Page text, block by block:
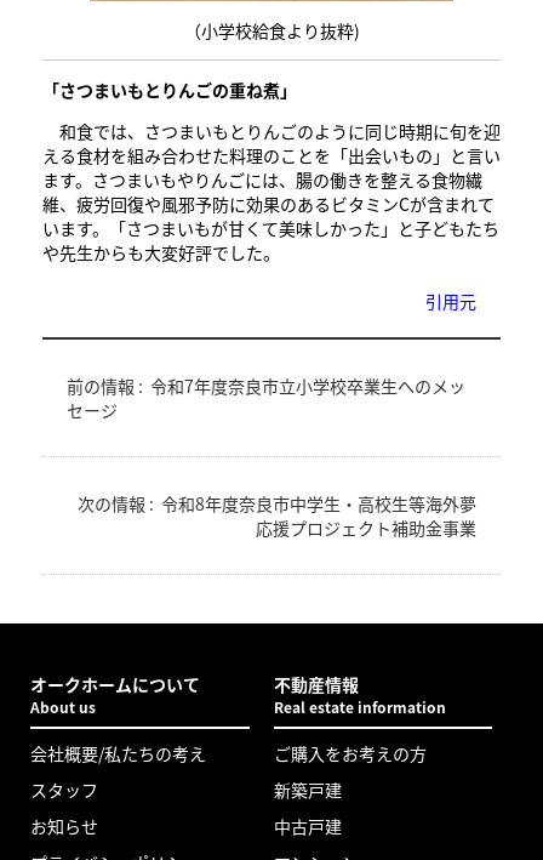
（小学校給食より抜粋)
「さつまいもとりんごの重ね煮​」
和食では、さつまいもとりんごのように同じ時期に旬を迎
える食材を組み合わせた料理のことを「出会いもの」と言い
ます。さつまいもやりんごには、腸の働きを整える食物繊
維、疲労回復や風邪予防に効果のあるビタミンCが含まれて
います。「さつまいもが甘くて美味しかった」と子どもたち
や先生からも大変好評でした。
引用元
前の情報 : 令和7年度奈良市立小学校卒業生へのメッ
セージ
次の情報 : 令和8年度奈良市中学生・高校生等海外夢
応援プロジェクト補助金事業
オークホームについて
About us
会社概要/私たちの考え
スタッフ
お知らせ
不動産情報
Real estate information
ご購入をお考えの方
新築戸建
中古戸建